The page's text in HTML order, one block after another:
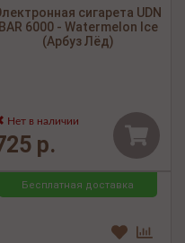
сигарета UDN
BAR 6000 - Watermelon Ice
(Арбуз Лёд)
Нет в наличии
р.
Бесплатная доставка